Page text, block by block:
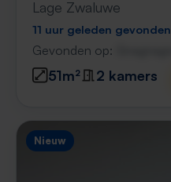
Lage Zwaluwe
11 uur geleden gevonden
Gevonden op:
51m² 2 kamers
Nieuw